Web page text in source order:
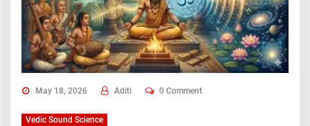
May 18, 2026 Aditi 0 Comment
Vedic Sound Science